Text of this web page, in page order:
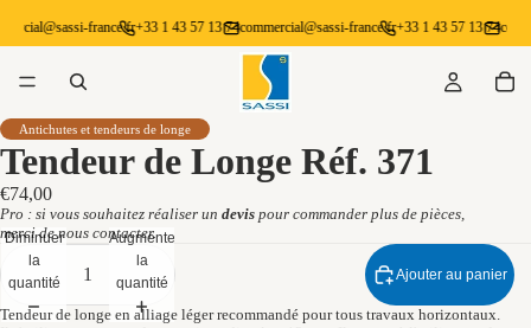
france.fr+33 1 43 57 13 74commercial@sassi-france.fr+33 1 43 57 13 74
Antichutes et tendeurs de longe
Tendeur de Longe Réf. 371
€74,00
Pro : si vous souhaitez réaliser un devis pour commander plus de pièces,
merci denous contacter.
Diminuer
la
quantité
Augmenter
la
quantité
Ajouter au panier
Tendeur de longe en alliage léger recommandé pour tous travaux horizontaux.